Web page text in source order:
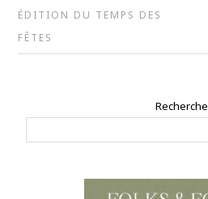
ÉDITION DU TEMPS DES
FÊTES
Recherche